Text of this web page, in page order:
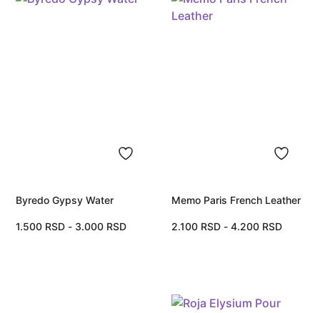
Byredo Gypsy Water
1.500 RSD - 3.000 RSD
Memo Paris French Leather
2.100 RSD- 4.200 RSD